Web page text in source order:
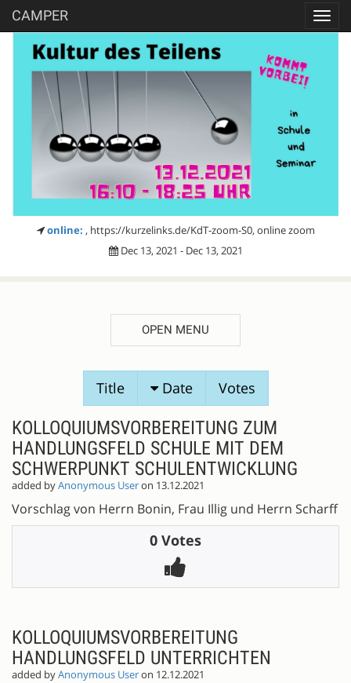
CAMPER
online: , https://kurzelinks.de/KdT-zoom-S0, online zoom
Dec 13, 2021 - Dec 13, 2021
OPEN MENU
Title Date Votes
KOLLOQUIUMSVORBEREITUNG ZUM
HANDLUNGSFELD SCHULE MIT DEM
SCHWERPUNKT SCHULENTWICKLUNG
added byAnonymous Useron 13.12.2021
Vorschlag von Herrn Bonin, Frau Illig und Herrn Scharff
0 Votes
KOLLOQUIUMSVORBEREITUNG
HANDLUNGSFELD UNTERRICHTEN
added byAnonymous Useron 12.12.2021